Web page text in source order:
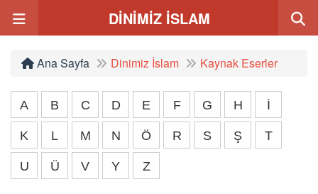
DİNİMİZ İSLAM
Ana Sayfa Dinimiz İslam Kaynak Eserler
A B C D E F G H İ
K L M N Ö R S Ş T
U Ü V Y Z